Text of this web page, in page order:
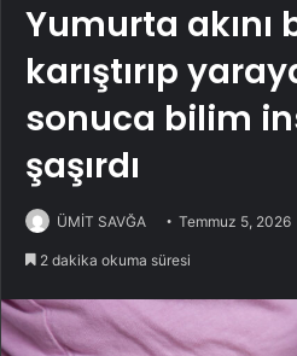
Yumurta akını
karıştırıp
sonuca bilim
şaşırdı
ÜMİT SAVĞA Temmuz 5, 2026
2 dakika okuma süresi